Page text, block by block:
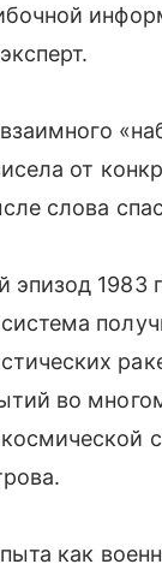
от
слова
1983
во
космической
как